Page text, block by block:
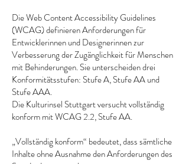
Die Web Content Accessibility Guidelines
(WCAG) definieren Anforderungen für
Entwicklerinnen und Designerinnen zur
Verbesserung der Zugänglichkeit für Menschen
mit Behinderungen. Sie unterscheiden drei
Konformitätsstufen: Stufe A, Stufe AA und
Stufe AAA.
Die Kulturinsel Stuttgart versucht vollständig
konform mit WCAG 2.2, Stufe AA.
„Vollständig konform“ bedeutet, dass sämtliche
Inhalte ohne Ausnahme den Anforderungen des